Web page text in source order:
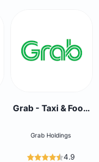
Grab - Taxi & Food
Grab Holdings
4.9